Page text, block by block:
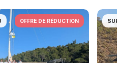
OFFRE DE RÉDUCTION